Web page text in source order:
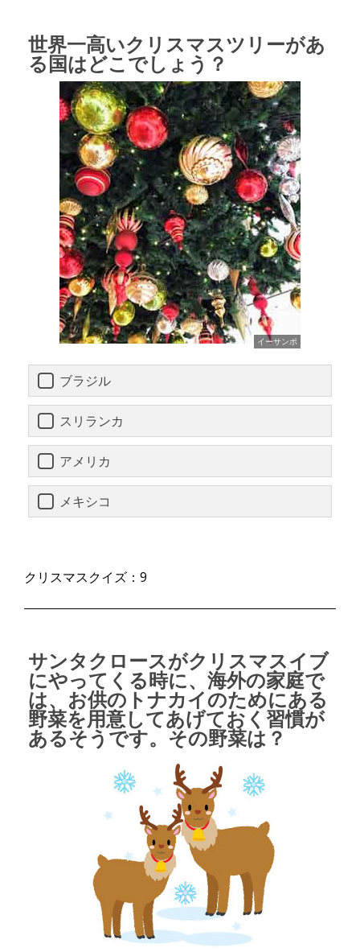
世界一高いクリスマスツリーがあ
る国はどこでしょう？
イーサンポ
ブラジル
スリランカ
アメリカ
メキシコ
クリスマスクイズ：9
サンタクロースがクリスマスイブ
にやってくる時に、海外の家庭で
は、お供のトナカイのためにある
野菜を用意してあげておく習慣が
あるそうです。その野菜は？